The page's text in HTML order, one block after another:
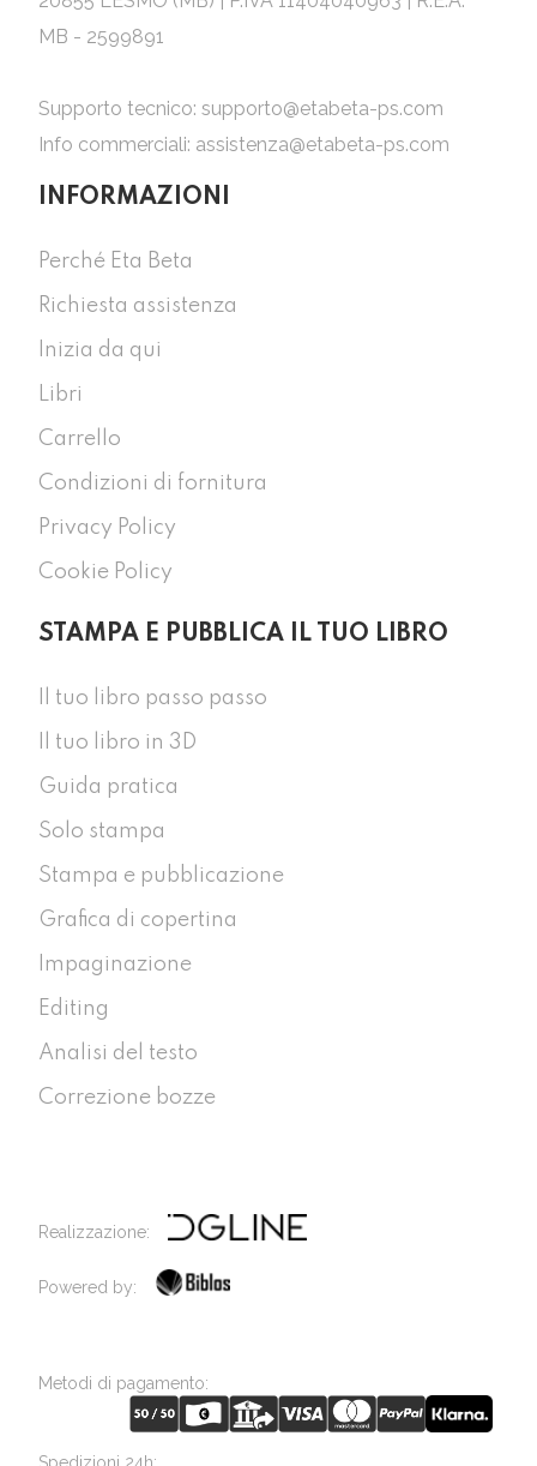
MB - 2599891
Supporto tecnico: supporto@etabeta-ps.com
Info commerciali: assistenza@etabeta-ps.com
INFORMAZIONI
Perché Eta Beta
Richiesta assistenza
Inizia da qui
Libri
Carrello
Condizioni di fornitura
Privacy Policy
Cookie Policy
STAMPA E PUBBLICA IL TUO LIBRO
Il tuo libro passo passo
Il tuo libro in 3D
Guida pratica
Solo stampa
Stampa e pubblicazione
Grafica di copertina
Impaginazione
Editing
Analisi del testo
Correzione bozze
Realizzazione:
Powered by:
Metodi di pagamento:
Spedizioni 24h: